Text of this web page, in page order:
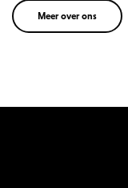
Meer over ons